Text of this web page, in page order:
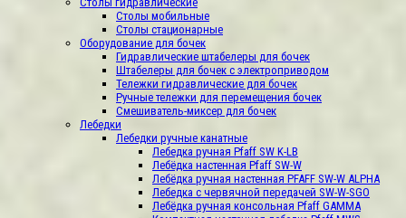
Столы мобильные
Столы стационарные
Оборудование для бочек
Гидравлические штабелеры для бочек
Штабелеры для бочек с электроприводом
Тележки гидравлические для бочек
Ручные тележки для перемещения бочек
Смешиватель-миксер для бочек
Лебедки
Лебедки ручные канатные
Лебедка ручная Pfaff SW K-LB
Лебёдка настенная Pfaff SW-W
Лебёдка ручная настенная PFAFF SW-W ALPHA
Лебедка с червячной передачей SW-W-SGO
Лебёдка ручная консольная Pfaff GAMMA